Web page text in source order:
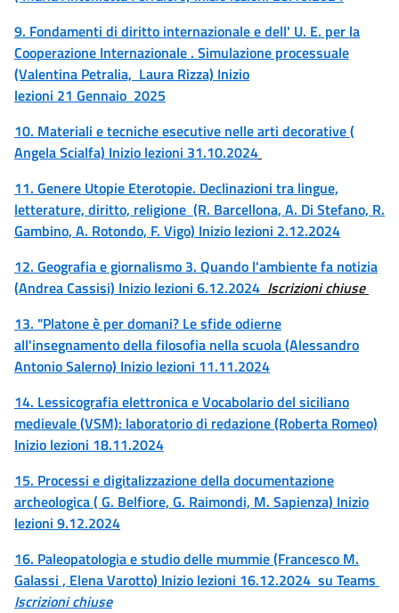
9. Fondamenti di diritto internazionale e dell' U. E. per la
Cooperazione Internazionale . Simulazione processuale
(Valentina Petralia, Laura Rizza) Inizio
lezioni 21 Gennaio 2025
10. Materiali e tecniche esecutive nelle arti decorative (
Angela Scialfa) Inizio lezioni 31.10.2024
11. Genere Utopie Eterotopie. Declinazioni tra lingue,
letterature, diritto, religione (R. Barcellona, A. Di Stefano, R.
Gambino, A. Rotondo, F. Vigo) Inizio lezioni 2.12.2024
12. Geografia e giornalismo 3. Quando l'ambiente fa notizia
(Andrea Cassisi) Inizio lezioni 6.12.2024 Iscrizioni chiuse
13. "Platone è per domani? Le sfide odierne
all'insegnamento della filosofia nella scuola (Alessandro
Antonio Salerno) Inizio lezioni 11.11.2024
14. Lessicografia elettronica e Vocabolario del siciliano
medievale (VSM): laboratorio di redazione (Roberta Romeo)
Inizio lezioni 18.11.2024
15. Processi e digitalizzazione della documentazione
archeologica ( G. Belfiore, G. Raimondi, M. Sapienza) Inizio
lezioni 9.12.2024
16. Paleopatologia e studio delle mummie (Francesco M.
Galassi , Elena Varotto) Inizio lezioni 16.12.2024 su Teams
Iscrizioni chiuse